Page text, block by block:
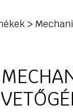
>